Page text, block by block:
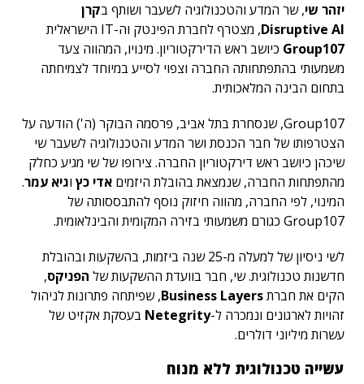
יזהר שי, שר המדע והטכנולוגיה לשעבר ושותף בקרן
Disruptive AI, מצטרף לחברת הפינטק וה-IT הישראלית
Group107 כיושב ראש הדירקטוריון. מינויו, המהווה צעד
משמעותי בהתפתחותה החברה וצפוי לסייע במיוחד לצמיחתה
בתחום הבינה המלאכותית.
Group107, שנסחרת בתל אביב, פרסמה הבוקר (ה') הודעה על
הצטרפותו של חבר הכנסת ושר המדע והטכנולוגיה לשעבר שי
שיכהן כיושב ראש דירקטוריון החברה. צירופו שלשי מגיע כחלק
מהתפתחות החברה, שנמצאת בהובלת היזמים אדי כץ וגיא עמר.
המינוי, לפי החברה, מהווה חיזוק נוסף להתבססותה של
Group107 כגורם משמעותי בזירה המקומית והבינלאומית.
לשי ניסיון של למעלה מ-25 שנה ביזמות, בהשקעות ובהובלת
חדשנות טכנולוגית. שי, חבר בוועדת ההשקעות של הפניקס,
הקים את חברתBusiness Layers, שפיתחה פתרונות לניהול
זהויות לארגונים ונמכרה ל-Netegrity בעסקת אקזיט של
עשרות מיליוני דולרים.
עשייה טכנולוגית ללא מנוח